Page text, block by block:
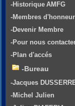
-Historique AMFG
-Membres d'honneur
-Devenir Membre
-Pour nous
-Plan d'accés
-Bureau
-Jacques
-Michel Julien